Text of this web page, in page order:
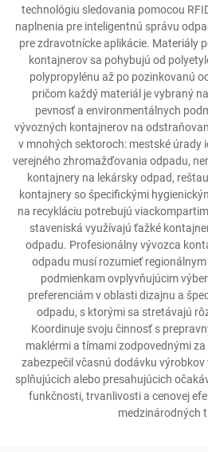
technológiu sledovania pomocou
naplnenia pre inteligentnú správu
pre zdravotnícke aplikácie. Materiály
kontajnerov sa pohybujú od
polypropylénu až po pozinkovanú
pričom každý materiál je vybraný
pevnosť a environmentálnych
vývozných kontajnerov na
v mnohých sektoroch: mestské úrady
verejného zhromažďovania odpadu,
kontajnery na lekársky odpad,
kontajnery so špecifickými
na recykláciu potrebujú
staveniská využívajú ťažké
odpadu. Profesionálny vývozca
odpadu musí rozumieť
podmienkam ovplyvňujúcim
preferenciám v oblasti dizajnu a
odpadu, s ktorými sa stretávajú
Koordinuje svoju činnosť s
maklérmi a tímami zodpovednými
zabezpečil včasnú dodávku
splňujúcich alebo presahujúcich
funkčnosti, trvanlivosti a cenovej
medzinárodných